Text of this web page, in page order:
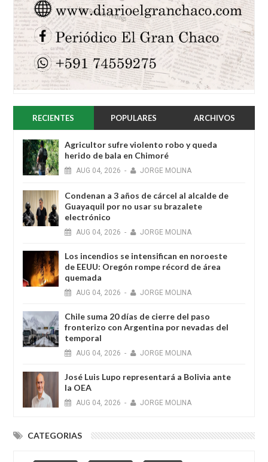
RECIENTES POPULARES ARCHIVOS
Agricultor sufre violento robo y queda
herido de bala en Chimoré
AUG 04, 2026 - JORGE MOLINA
Condenan a 3 años de cárcel al alcalde de
Guayaquil por no usar su brazalete
electrónico
AUG 04, 2026 - JORGE MOLINA
Los incendios se intensifican en noroeste
de EEUU: Oregón rompe récord de área
quemada
AUG 04, 2026 - JORGE MOLINA
Chile suma 20 días de cierre del paso
fronterizo con Argentina por nevadas del
temporal
AUG 04, 2026 - JORGE MOLINA
José Luis Lupo representará a Bolivia ante
la OEA
AUG 04, 2026 - JORGE MOLINA
CATEGORIAS